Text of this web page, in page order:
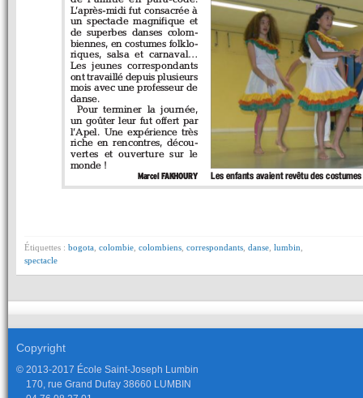
Étiquettes : bogota colombie colombiens correspondants danse lumbin
spectacle
Copyright
© 2013-2017 École Saint-Joseph Lumbin
170, rue Grand Dufay 38660 LUMBIN